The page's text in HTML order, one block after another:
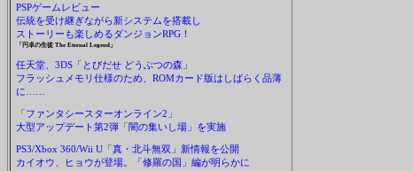
PSPゲームレビュー
伝統を受け継ぎながら新システムを搭載し
ストーリーも楽しめるダンジョンRPG！
「円卓の生徒 The Eternal Legend」
任天堂、3DS「とびだせ どうぶつの森」
フラッシュメモリ仕様のため、ROMカード版はしばらく品薄
に……
「ファンタシースターオンライン2」
大型アップデート第2弾「闇の集いし場」を実施
PS3/Xbox 360/Wii U「真・北斗無双」新情報を公開
カイオウ、ヒョウが登場。「修羅の国」編が明らかに